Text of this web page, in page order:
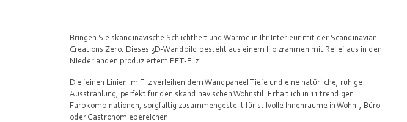
Bringen Sie skandinavische Schlichtheit und Wärme in Ihr Interieur mit der Scandinavian
Creations Zero. Dieses 3D-Wandbild besteht aus einem Holzrahmen mit Relief aus in den
Niederlanden produziertem PET-Filz.
Die feinen Linien im Filz verleihen dem Wandpaneel Tiefe und eine natürliche, ruhige
Ausstrahlung, perfekt für den skandinavischen Wohnstil. Erhältlich in 11 trendigen
Farbkombinationen, sorgfältig zusammengestellt für stilvolle Innenräume in Wohn-, Büro-
oder Gastronomiebereichen.